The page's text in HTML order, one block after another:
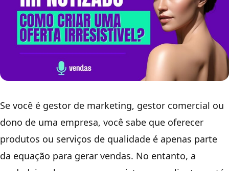
Se você é gestor de marketing, gestor comercial ou
dono de uma empresa, você sabe que oferecer
produtos ou serviços de qualidade é apenas parte
da equação para gerar vendas. No entanto, a